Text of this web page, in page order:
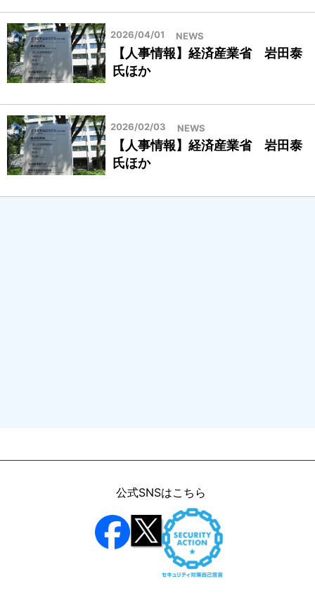
2026/04/01 NEWS
【人事情報】経済産業省 岩田泰
氏ほか
2026/02/03 NEWS
【人事情報】経済産業省 岩田泰
氏ほか
公式SNSはこちら